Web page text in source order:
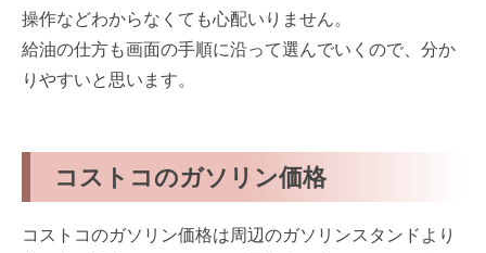
操作などわからなくても心配いりません。
給油の仕方も画面の手順に沿って選んでいくので、分か
りやすいと思います。
コストコのガソリン価格
コストコのガソリン価格は周辺のガソリンスタンドより